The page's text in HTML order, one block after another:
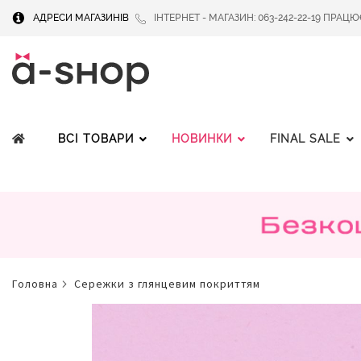
АДРЕСИ МАГАЗИНІВ ІНТЕРНЕТ - МАГАЗИН: 063-242-22-19
ВСІ ТОВАРИ НОВИНКИ FINAL SALE
головна сережки з глянцевим покриттям